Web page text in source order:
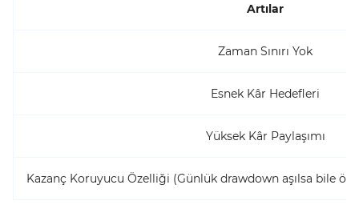
Artılar
Zaman Sınırı Yok
Esnek Kâr Hedefleri
Yüksek Kâr Paylaşımı
Kazanç Koruyucu Özelliği (Günlük drawdown aşılsa bile